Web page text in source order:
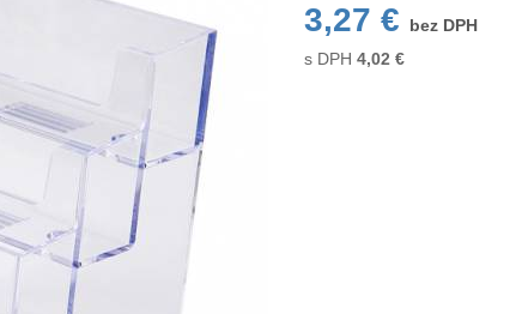
3,27 €
bez DPH
s DPH 4,02 €